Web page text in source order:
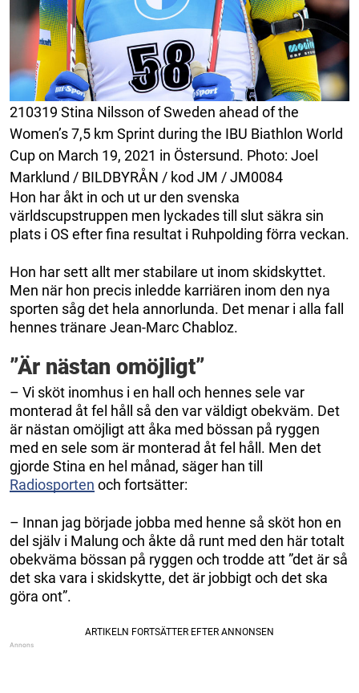
210319 Stina Nilsson of Sweden ahead of the
Women’s 7,5 km Sprint during the IBU Biathlon World
Cup on March 19, 2021 in Östersund. Photo: Joel
Marklund / BILDBYRÅN / kod JM / JM0084
Hon har åkt in och ut ur den svenska
världscupstruppen men lyckades till slut säkra sin
plats i OS efter fina resultat i Ruhpolding förra veckan.
Hon har sett allt mer stabilare ut inom skidskyttet.
Men när hon precis inledde karriären inom den nya
sporten såg det hela annorlunda. Det menar i alla fall
hennes tränare Jean-Marc Chabloz.
”Är nästan omöjligt”
– Vi sköt inomhus i en hall och hennes sele var
monterad åt fel håll så den var väldigt obekväm. Det
är nästan omöjligt att åka med bössan på ryggen
med en sele som är monterad åt fel håll. Men det
gjorde Stina en hel månad, säger han till
Radiosporten och fortsätter:
– Innan jag började jobba med henne så sköt hon en
del själv i Malung och åkte då runt med den här totalt
obekväma bössan på ryggen och trodde att ”det är så
det ska vara i skidskytte, det är jobbigt och det ska
göra ont”.